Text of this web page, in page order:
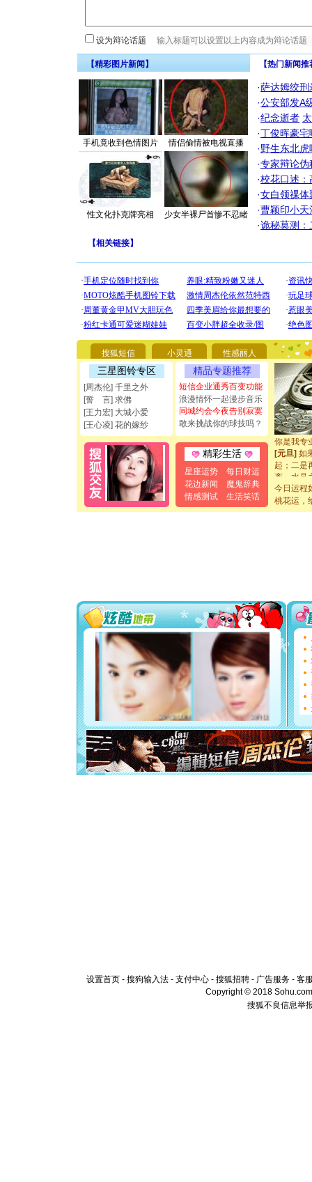
设为辩论话题
【精彩图片新闻】
手机竟收到色情图片 情侣偷情被电视直播
性文化扑克牌亮相 少女半裸尸首惨不忍睹
【热门新闻
·萨达姆绞刑
·公安部发A
·纪念逝者
·丁俊晖豪
·野生东北
·专家辩论伪
·校花口述：
·女白领祼体
·曹颖印小天
·诡秘莫测：
【相关链接】
搜狐短信 小灵通 性感丽人
三星图铃专区
[周杰伦] 千里之外
[誓 言] 求佛
[王力宏] 大城小爱
[王心凌] 花的嫁纱
精品专题推荐
短信企业通秀百变功能
浪漫情怀一起漫步音乐
同城约会今夜告别寂寞
敢来挑战你的球技吗？
精彩生活
星座运势
每日财运
花边新闻
魔鬼辞典
情感测试
生活笑话
[圣诞节]
你太多
要平安！
[圣诞节]
能正大光
都要快乐
[圣诞节]
如意,快
[元旦]看
断电。爱
你是我专
[元旦]如
起；二是
离。水晶
[元旦]当
泣，这痛
卖了。水
你太多，
要平安
[圣诞节]
能正大
都要快乐
[圣诞节]
如意,快
[元旦]
看
断电。
你是我
[元旦]
起；二是
离。水晶
[元旦]当
泣，这痛
今日运程
桃花运，
设置首页 - 搜狗输入法 - 支付中心 - 搜狐招聘 - 广告服务 - 客
Copyright © 2018
搜狐不良信息举